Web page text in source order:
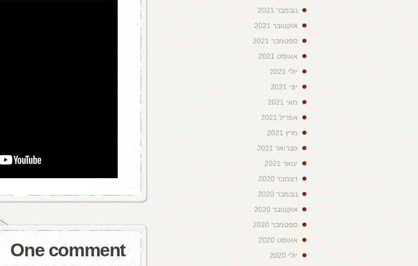
One comment
נובמבר 2021
אוקטובר 2021
ספטמבר 2021
אוגוסט 2021
יולי 2021
יוני 2021
מאי 2021
אפריל 2021
מרץ 2021
פברואר 2021
ינואר 2021
דצמבר 2020
נובמבר 2020
אוקטובר 2020
ספטמבר 2020
אוגוסט 2020
יולי 2020